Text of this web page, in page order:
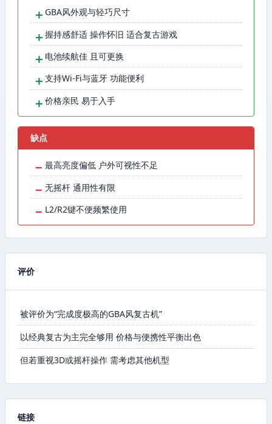
＋ GBA风外观与轻巧尺寸
＋ 握持感舒适 操作怀旧 适合复古游戏
＋ 电池续航佳 且可更换
＋ 支持Wi-Fi与蓝牙 功能便利
＋ 价格亲民 易于入手
缺点
− 最高亮度偏低 户外可视性不足
− 无摇杆 通用性有限
− L2/R2键不便频繁使用
评价
被评价为“完成度极高的GBA风复古机”
以经典复古为主完全够用 价格与便携性平衡出色
但若重视3D或摇杆操作 需考虑其他机型
链接